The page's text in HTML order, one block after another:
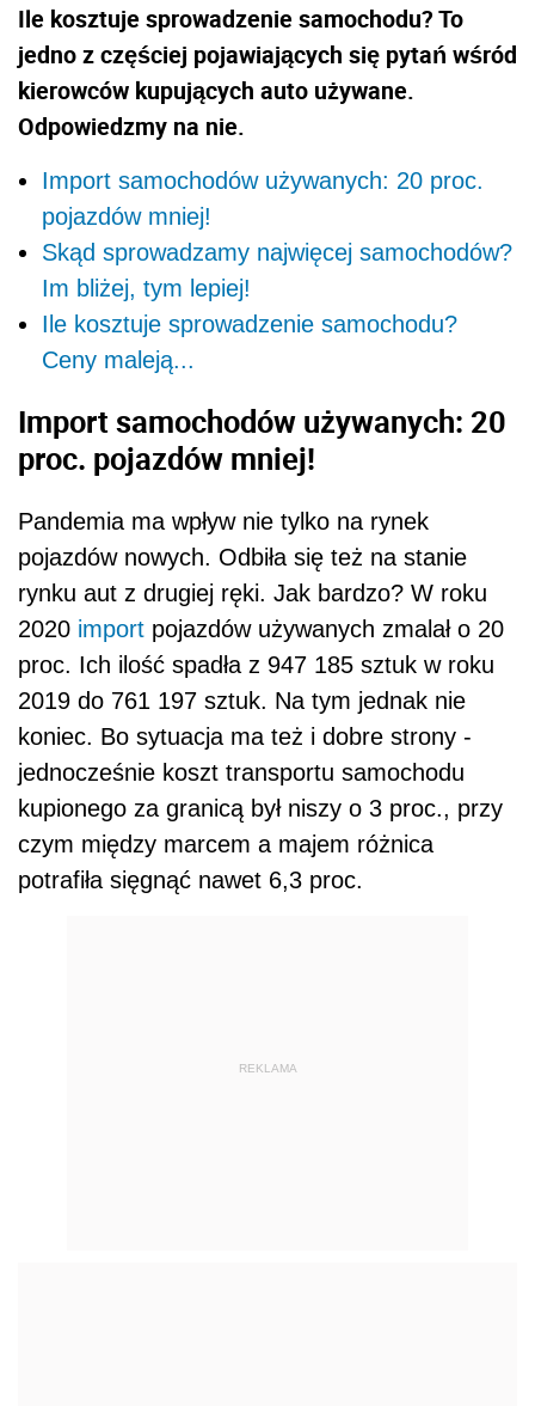
Ile kosztuje sprowadzenie samochodu? To
jedno z częściej pojawiających się pytań wśród
kierowców kupujących auto używane.
Odpowiedzmy na nie.
Import samochodów używanych: 20 proc.
pojazdów mniej!
Skąd sprowadzamy najwięcej samochodów?
Im bliżej, tym lepiej!
Ile kosztuje sprowadzenie samochodu?
Ceny maleją...
Import samochodów używanych: 20
proc. pojazdów mniej!
Pandemia ma wpływ nie tylko na rynek
pojazdów nowych. Odbiła się też na stanie
rynku aut z drugiej ręki. Jak bardzo? W roku
2020 import pojazdów używanych zmalał o 20
proc. Ich ilość spadła z 947 185 sztuk w roku
2019 do 761 197 sztuk. Na tym jednak nie
koniec. Bo sytuacja ma też i dobre strony -
jednocześnie koszt transportu samochodu
kupionego za granicą był niszy o 3 proc., przy
czym między marcem a majem różnica
potrafiła sięgnąć nawet 6,3 proc.
REKLAMA